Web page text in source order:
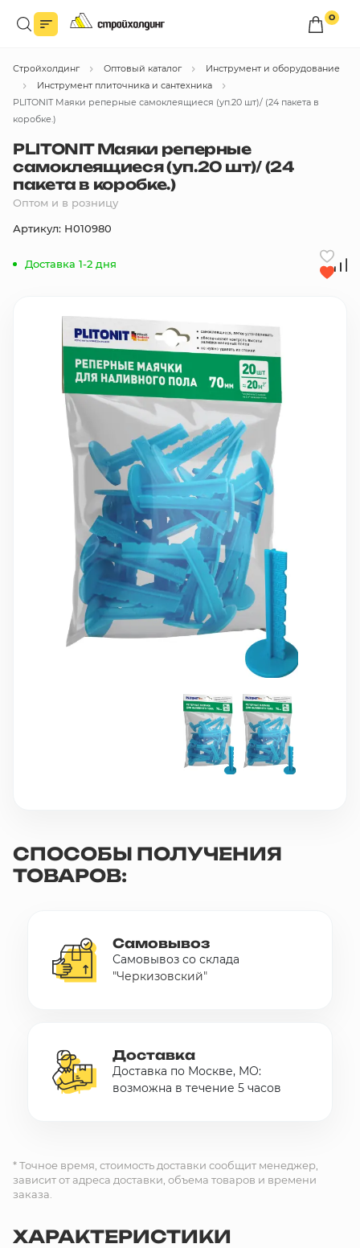
0
Войдите в личный кабинет
Вы сможете оформлять заказыпо оптовым ценам.
Войти
Каталог товаров
бренды
Сравнение
В корзину
10 000 ₽
Минимальный заказ
+7(495) 988-86-47
sales@stroyholding.ru
Оплата
О компании
Все бренды
Москва
Стройхолдинг Оптовый каталог
Инструмент и оборудование
Инструмент плиточника и сантехника
PLITONIT Маяки реперные самоклеящиеся (уп.20 шт)/ (24 пакета в
коробке.)
PLITONIT Маяки реперные
самоклеящиеся (уп.20 шт)/ (24
пакета в коробке.)
Оптом и в розницу
Артикул: Н010980
Доставка 1-2 дня
СПОСОБЫ ПОЛУЧЕНИЯ
ТОВАРОВ:
Самовывоз
Самовывоз со склада
"Черкизовский"
Доставка
Доставка по Москве, МО:
возможна в течение 5 часов
* Точное время, стоимость доставки сообщит менеджер,
зависит от адреса доставки, объема товаров и времени
заказа.
ХАРАКТЕРИСТИКИ